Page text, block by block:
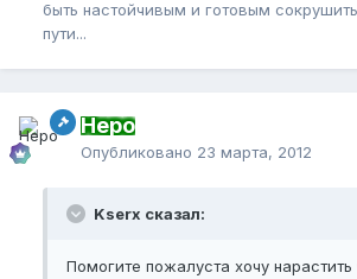
быть настойчивым и готовым
пути...
Неро
Опубликовано 23 марта, 2012
Kserx сказал:
Помогите пожалуста хочу